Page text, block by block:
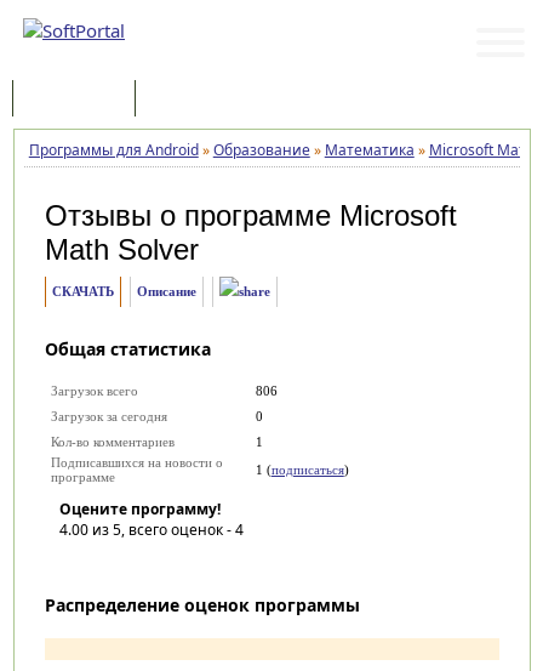
Программы для Android»Образование» Математика » Microsoft Math
Отзывы о программе Microsoft
Math Solver
СКАЧАТЬ Описание
Общая статистика
Загрузок всего
806
Загрузок за сегодня
0
Кол-во комментариев
1
Подписавшихся на новости о
программе
1 (подписаться)
Оцените программу!
4.00из 5, всего оценок -4
Распределение оценок программы